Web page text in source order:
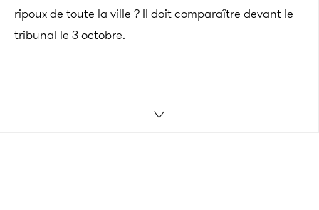
ripoux de toute la ville ? Il doit comparaître devant le
tribunal le 3 octobre.